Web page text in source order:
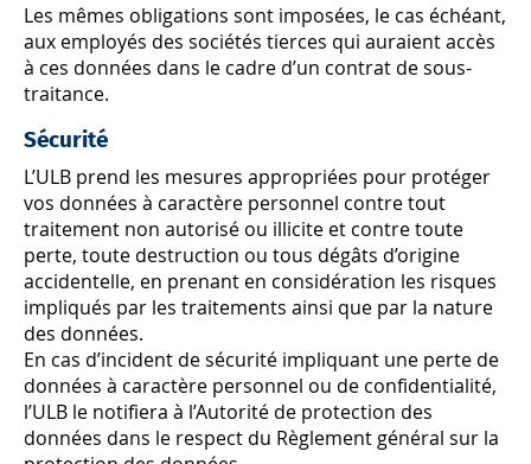
Les mêmes obligations sont imposées, le cas échéant,
aux employés des sociétés tierces qui auraient accès
à ces données dans le cadre d’un contrat de sous-
traitance.
Sécurité
L’ULB prend les mesures appropriées pour protéger
vos données à caractère personnel contre tout
traitement non autorisé ou illicite et contre toute
perte, toute destruction ou tous dégâts d’origine
accidentelle, en prenant en considération les risques
impliqués par les traitements ainsi que par la nature
des données.
En cas d’incident de sécurité impliquant une perte de
données à caractère personnel ou de confidentialité,
l’ULB le notifiera à l’Autorité de protection des
données dans le respect du Règlement général sur la